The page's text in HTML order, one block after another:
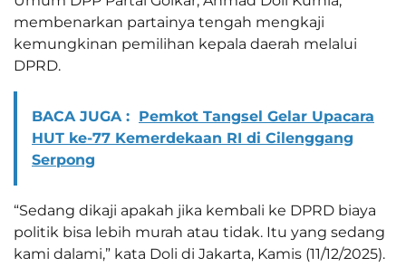
membenarkan partainya tengah mengkaji
kemungkinan pemilihan kepala daerah melalui
DPRD.
BACA JUGA : Pemkot Tangsel Gelar Upacara
HUT ke-77 Kemerdekaan RI di Cilenggang
Serpong
“Sedang dikaji apakah jika kembali ke DPRD biaya
politik bisa lebih murah atau tidak. Itu yang sedang
kami dalami,” kata Doli di Jakarta, Kamis (11/12/2025).